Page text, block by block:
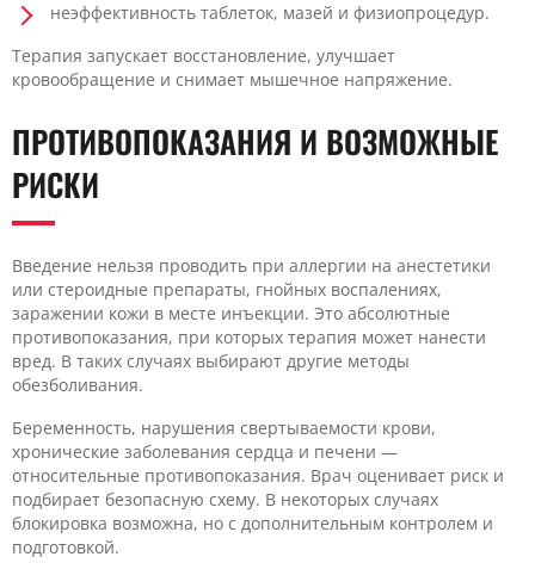
неэффективность таблеток, мазей и физиопроцедур.
Терапия запускает восстановление, улучшает
кровообращение и снимает мышечное напряжение.
ПРОТИВОПОКАЗАНИЯ И ВОЗМОЖНЫЕ
РИСКИ
Введение нельзя проводить при аллергии на анестетики
или стероидные препараты, гнойных воспалениях,
заражении кожи в месте инъекции. Это абсолютные
противопоказания, при которых терапия может нанести
вред. В таких случаях выбирают другие методы
обезболивания.
Беременность, нарушения свертываемости крови,
хронические заболевания сердца и печени —
относительные противопоказания. Врач оценивает риск и
подбирает безопасную схему. В некоторых случаях
блокировка возможна, но с дополнительным контролем и
подготовкой.